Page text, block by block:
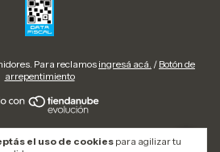
el uso de cookies para agilizar tu
Para reclamos ingresá acá. / Botón de
arrepentimiento
botas y calzado urbano en Argentina -
los derechos reservados.